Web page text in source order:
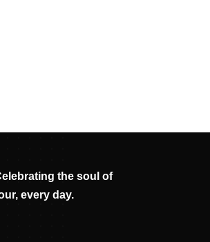
the soul of
every day.